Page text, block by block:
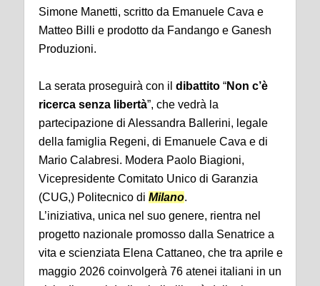
Simone Manetti, scritto da Emanuele Cava e
Matteo Billi e prodotto da Fandango e Ganesh
Produzioni.
La serata proseguirà con il dibattito “Non c’è
ricerca senza libertà”, che vedrà la
partecipazione di Alessandra Ballerini, legale
della famiglia Regeni, di Emanuele Cava e di
Mario Calabresi. Modera Paolo Biagioni,
Vicepresidente Comitato Unico di Garanzia
(CUG,) Politecnico di Milano.
L’iniziativa, unica nel suo genere, rientra nel
progetto nazionale promosso dalla Senatrice a
vita e scienziata Elena Cattaneo, che tra aprile e
maggio 2026 coinvolgerà 76 atenei italiani in un